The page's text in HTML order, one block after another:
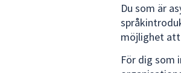
Du som är
möjlighet
För dig som